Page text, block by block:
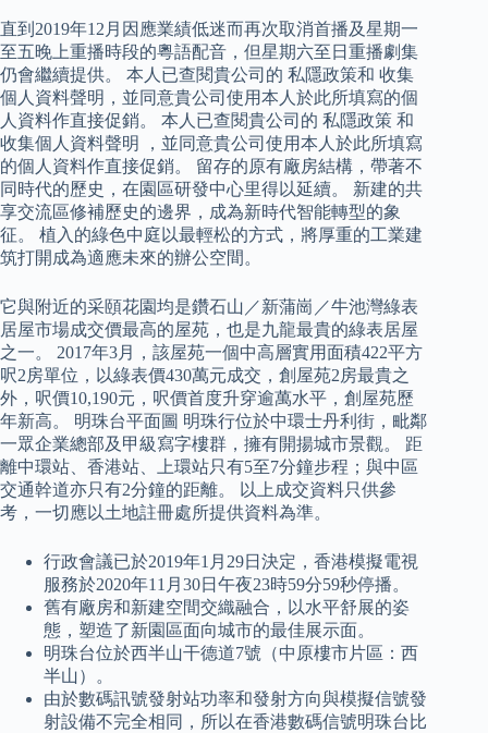
直到2019年12月因應業績低迷而再次取消首播及星期一
至五晚上重播時段的粵語配音，但星期六至日重播劇集
仍會繼續提供。 本人已查閱貴公司的 私隱政策和 收集
個人資料聲明，並同意貴公司使用本人於此所填寫的個
人資料作直接促銷。 本人已查閱貴公司的 私隱政策 和
收集個人資料聲明 ，並同意貴公司使用本人於此所填寫
的個人資料作直接促銷。 留存的原有廠房結構，帶著不
同時代的歷史，在園區研發中心里得以延續。 新建的共
享交流區修補歷史的邊界，成為新時代智能轉型的象
征。 植入的綠色中庭以最輕松的方式，將厚重的工業建
筑打開成為適應未來的辦公空間。
它與附近的采頤花園均是鑽石山／新蒲崗／牛池灣綠表
居屋市場成交價最高的屋苑，也是九龍最貴的綠表居屋
之一。 2017年3月，該屋苑一個中高層實用面積422平方
呎2房單位，以綠表價430萬元成交，創屋苑2房最貴之
外，呎價10,190元，呎價首度升穿逾萬水平，創屋苑歷
年新高。 明珠台平面圖 明珠行位於中環士丹利街，毗鄰
一眾企業總部及甲級寫字樓群，擁有開揚城市景觀。 距
離中環站、香港站、上環站只有5至7分鐘步程；與中區
交通幹道亦只有2分鐘的距離。 以上成交資料只供參
考，一切應以土地註冊處所提供資料為準。
行政會議已於2019年1月29日決定，香港模擬電視
服務於2020年11月30日午夜23時59分59秒停播。
舊有廠房和新建空間交織融合，以水平舒展的姿
態，塑造了新園區面向城市的最佳展示面。
明珠台位於西半山干德道7號（中原樓市片區：西
半山）。
由於數碼訊號發射站功率和發射方向與模擬信號發
射設備不完全相同，所以在香港數碼信號明珠台比